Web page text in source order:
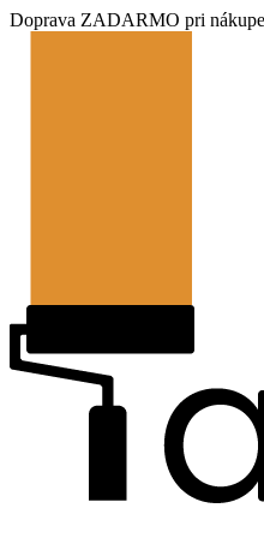
Doprava ZADARMO pri